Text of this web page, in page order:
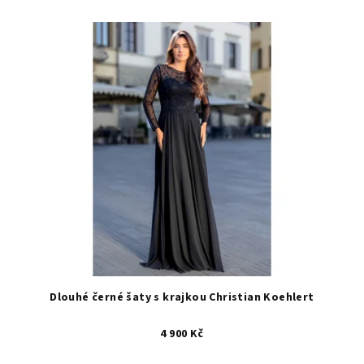
Dlouhé černé šaty s krajkou Christian Koehlert
4 900 Kč